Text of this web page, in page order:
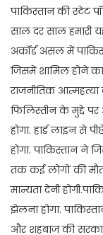
पाकिस्तान की स्टेट
साल दर साल हमारी
अकॉर्ड असल में
जिसमें शामिल होने
राजनीतिक
फिलिस्तीन के मुद्दे
होगा. हार्ड लाइन से
होगा. पाकिस्तान ने
तक कई लोगों की
मान्यता देनी
झेलना होगा.
और शहबाज की